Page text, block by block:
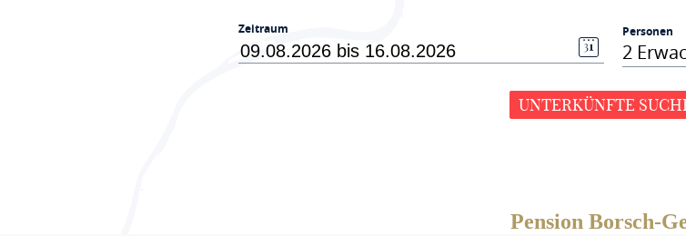
Zeitraum Personen
2
UNTERKÜNFTE
Pension Borsch-